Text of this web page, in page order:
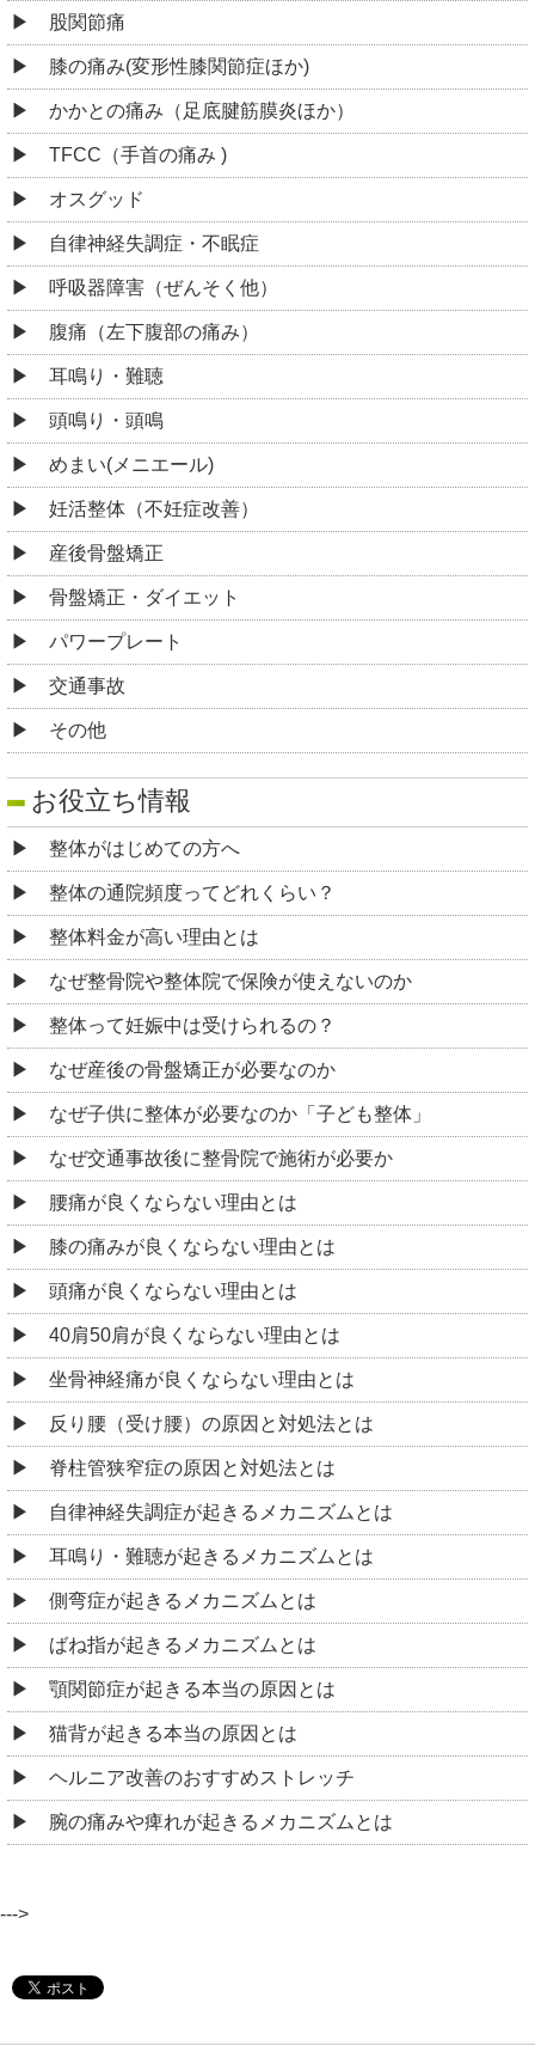
股関節痛
膝の痛み(変形性膝関節症ほか)
かかとの痛み（足底腱筋膜炎ほか）
TFCC（手首の痛み )
オスグッド
自律神経失調症・不眠症
呼吸器障害（ぜんそく他）
腹痛（左下腹部の痛み）
耳鳴り・難聴
頭鳴り・頭鳴
めまい(メニエール)
妊活整体（不妊症改善）
産後骨盤矯正
骨盤矯正・ダイエット
パワープレート
交通事故
その他
お役立ち情報
整体がはじめての方へ
整体の通院頻度ってどれくらい？
整体料金が高い理由とは
なぜ整骨院や整体院で保険が使えないのか
整体って妊娠中は受けられるの？
なぜ産後の骨盤矯正が必要なのか
なぜ子供に整体が必要なのか「子ども整体」
なぜ交通事故後に整骨院で施術が必要か
腰痛が良くならない理由とは
膝の痛みが良くならない理由とは
頭痛が良くならない理由とは
40肩50肩が良くならない理由とは
坐骨神経痛が良くならない理由とは
反り腰（受け腰）の原因と対処法とは
脊柱管狭窄症の原因と対処法とは
自律神経失調症が起きるメカニズムとは
耳鳴り・難聴が起きるメカニズムとは
側弯症が起きるメカニズムとは
ばね指が起きるメカニズムとは
顎関節症が起きる本当の原因とは
猫背が起きる本当の原因とは
ヘルニア改善のおすすめストレッチ
腕の痛みや痺れが起きるメカニズムとは
--->